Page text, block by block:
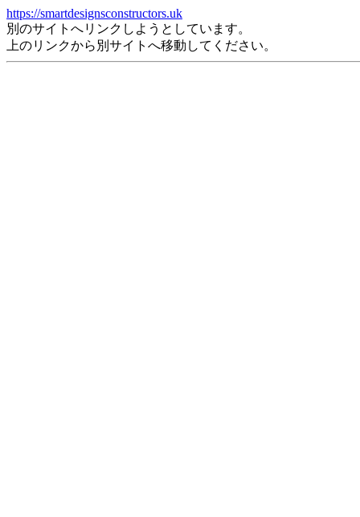
https://smartdesignsconstructors.uk
別のサイトへリンクしようとしています。
上のリンクから別サイトへ移動してください。